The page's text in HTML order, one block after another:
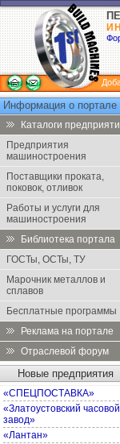
Информация о портале
Каталоги
Предприятия
машиностроения
Поставщики проката,
поковок, отливок
Работы и услуги для
машиностроения
Библиотека портала
ГОСТы, ОСТы, ТУ
Марочник металлов и
сплавов
Бесплатные программы
Реклама на портале
Отраслевой форум
Новые предприятия
«СПЕЦПОСТАВКА»
«Златоустовский часовой
завод»
«Лантан»